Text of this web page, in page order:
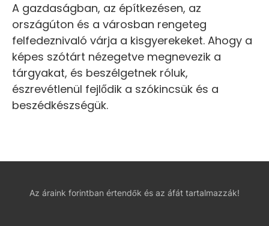
A gazdaságban, az építkezésen, az
országúton és a városban rengeteg
felfedeznivaló várja a kisgyerekeket. Ahogy a
képes szótárt nézegetve megnevezik a
tárgyakat, és beszélgetnek róluk,
észrevétlenül fejlődik a szókincsük és a
beszédkészségük.
Az áraink forintban értendők és az áfát tartalmazzák!